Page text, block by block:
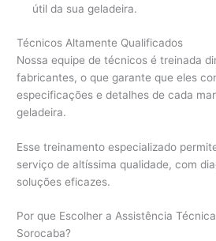
útil da sua geladeira.
Técnicos Altamente Qualificados
Nossa equipe de técnicos é treinada
fabricantes, o que garante que eles
especificações e detalhes de cada
geladeira.
Esse treinamento especializado
serviço de altíssima qualidade, com
soluções eficazes.
Por que Escolher a Assistência
Sorocaba?